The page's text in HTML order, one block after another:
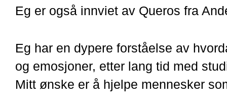
Eg er også innviet av Queros fra
Eg har en dypere forståelse av
og emosjoner, etter lang tid med
Mitt ønske er å hjelpe mennesker